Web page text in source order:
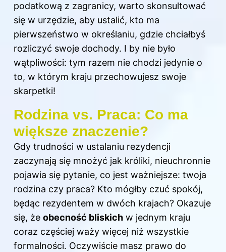
podatkową z zagranicy, warto skonsultować
się w urzędzie, aby ustalić, kto ma
pierwszeństwo w określaniu, gdzie chciałbyś
rozliczyć swoje dochody. I by nie było
wątpliwości: tym razem nie chodzi jedynie o
to, w którym kraju przechowujesz swoje
skarpetki!
Rodzina vs. Praca: Co ma
większe znaczenie?
Gdy trudności w ustalaniu rezydencji
zaczynają się mnożyć jak króliki, nieuchronnie
pojawia się pytanie, co jest ważniejsze: twoja
rodzina czy praca? Kto mógłby czuć spokój,
będąc rezydentem w dwóch krajach? Okazuje
się, że obecność bliskich w jednym kraju
coraz częściej waży więcej niż wszystkie
formalności. Oczywiście masz prawo do